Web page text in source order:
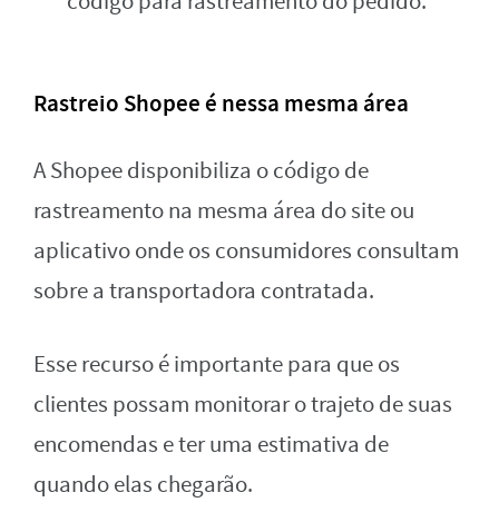
Rastreio Shopee é nessa mesma área
A Shopee disponibiliza o código de
rastreamento na mesma área do site ou
aplicativo onde os consumidores consultam
sobre a transportadora contratada.
Esse recurso é importante para que os
clientes possam monitorar o trajeto de suas
encomendas e ter uma estimativa de
quando elas chegarão.